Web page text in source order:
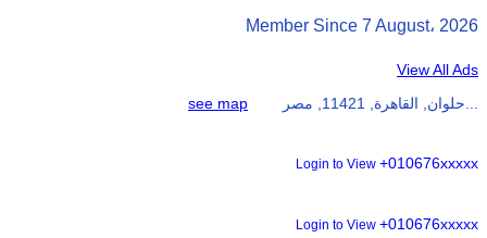
Member Since 7 August، 2026
View All Ads
see map
Login to View +010676xxxxx
Login to View +010676xxxxx